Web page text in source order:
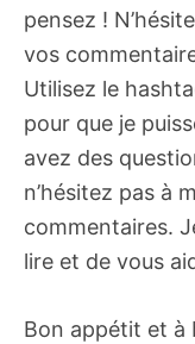
pensez !
vos
Utilisez le
pour que je
avez des
n’hésitez pas à
commentaires.
lire et de vous
Bon appétit et à